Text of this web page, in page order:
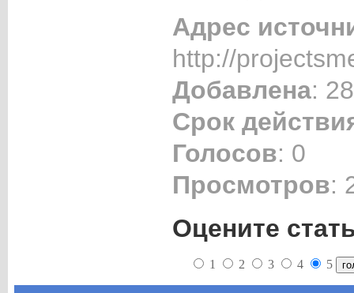
Адрес
http://
Добавлена:
Срок
Голосов: 0
Просмотров:
Оцените
1 2 3 4 5